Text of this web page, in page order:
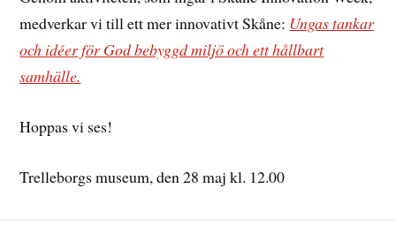
medverkar vi till ett mer innovativt Skåne: Ungas tankar
och idéer för God bebyggd miljö och ett hållbart
samhälle.
Hoppas vi ses!
Trelleborgs museum, den 28 maj kl. 12.00